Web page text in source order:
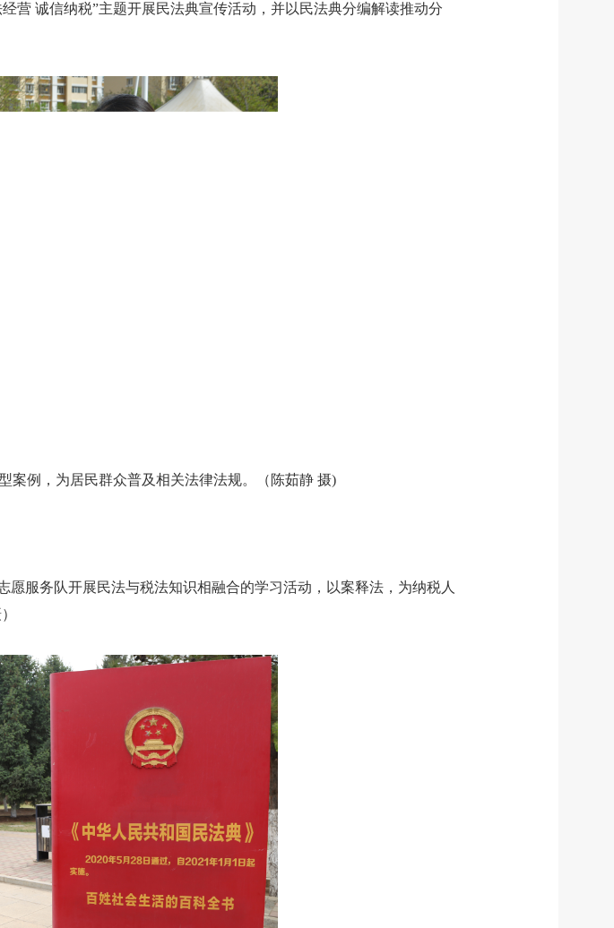
营 诚信纳税”主题开展民法典宣传活动，并以民法典分编解读推动分
案例，为居民群众普及相关法律法规。（陈茹静 摄)
服务队开展民法与税法知识相融合的学习活动，以案释法，为纳税人